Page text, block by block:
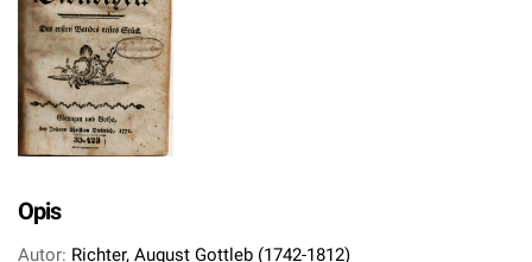
Opis
Autor: Richter, August Gottleb (1742-1812)